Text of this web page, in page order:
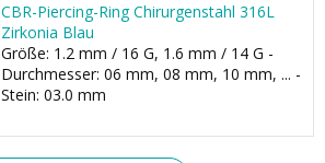
CBR-Piercing-Ring Chirurgenstahl 316L
Zirkonia Blau
Größe: 1.2 mm / 16 G, 1.6 mm / 14 G -
Durchmesser: 06 mm, 08 mm, 10 mm, ... -
Stein: 03.0 mm